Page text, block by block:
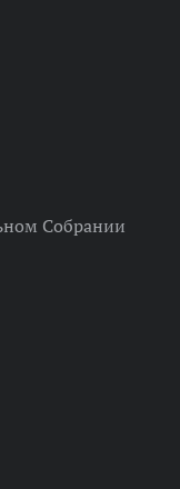
Собрании